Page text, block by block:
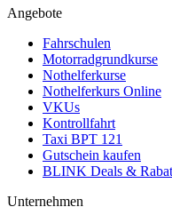
Angebote
Fahrschulen
Motorradgrundkurse
Nothelferkurse
Nothelferkurs Online
VKUs
Kontrollfahrt
Taxi BPT 121
Gutschein kaufen
BLINK Deals &
Unternehmen